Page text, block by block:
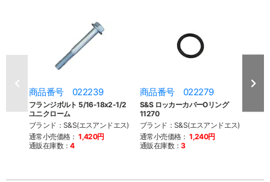
商品番号 022239
フランジボルト 5/16-18x2-1/2
ユニクローム
ブランド：S&S(エスアンドエス)
通常小売価格： 1,420円
通販在庫数：4
商品番号 022279
S&S ロッカーカバーOリング
11270
ブランド：S&S(エスアンドエス)
通常小売価格： 1,240円
通販在庫数：3
ーO